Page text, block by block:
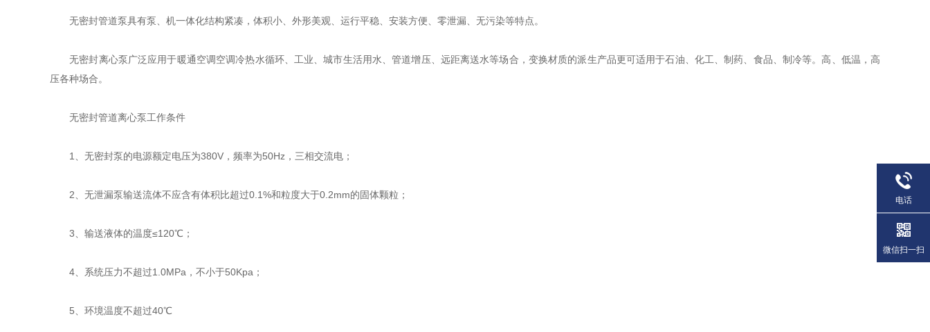
无密封管道泵具有泵、机一体化结构紧凑，体积小、外形美观、运行平稳、安装方便、零泄漏、无污染等特点。
无密封离心泵广泛应用于暖通空调空调冷热水循环、工业、城市生活用水、管道增压、远距离送水等场合，变换材质的派生产品更可适用于石油、化工、制药、食品、制冷等。高、低温，高
压各种场合。
无密封管道离心泵工作条件
1、无密封泵的电源额定电压为380V，频率为50Hz，三相交流电；
2、无泄漏泵输送流体不应含有体积比超过0.1%和粒度大于0.2mm的固体颗粒；
3、输送液体的温度≤120℃；
4、系统压力不超过1.0MPa，不小于50Kpa；
5、环境温度不超过40℃
电话
微信扫一扫